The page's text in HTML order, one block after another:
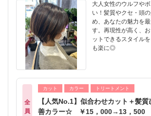
大人女性のウルフや
い！髪質やクセ・頭
め、あなたの魅力を
す。再現性が高く、
ットできるスタイル
も楽に◎
全
員
カット カラー トリートメント
【人気No.1】似合わせカット＋髪質
善カラー☆ ￥15，000→13，500